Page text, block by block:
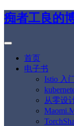
痴者工良的
首页
电子书
Istio 入
从零设